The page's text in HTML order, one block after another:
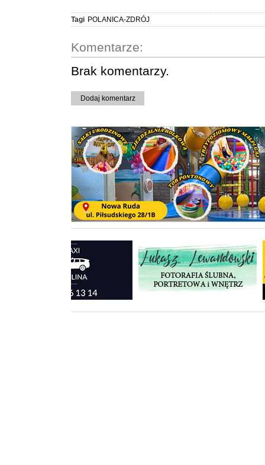
Tagi POLANICA-ZDRÓJ
Komentarze:
Brak komentarzy.
Dodaj komentarz